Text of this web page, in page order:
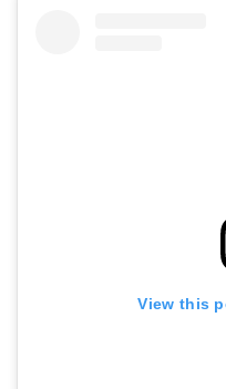
View this